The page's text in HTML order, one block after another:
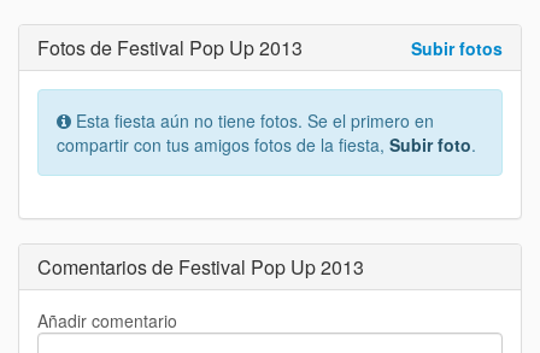
Subir fotos
Fotos de Festival Pop Up 2013
Esta fiesta aún no tiene fotos. Se el primero en
compartir con tus amigos fotos de la fiesta, Subir foto.
Comentarios de Festival Pop Up 2013
Añadir comentario